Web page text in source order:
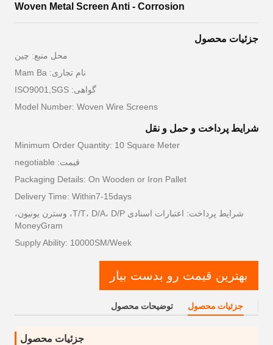
Woven Metal Screen Anti - Corrosion
جزئیات محصول
محل منبع: چين
نام تجاری: Mam Ba
گواهی: ISO9001,SGS
Model Number: Woven Wire Screens
شرایط پرداخت و حمل و نقل
Minimum Order Quantity: 10 Square Meter
قیمت: negotiable
Packaging Details: On Wooden or Iron Pallet
Delivery Time: Within7-15days
شرایط پرداخت: اعتبارات اسنادی T/T، D/A، D/P، وسترن یونیون،
MoneyGram
Supply Ability: 10000SM/Week
بهترین قیمت رو بدست بیار
جزئیات محصول توضیحات محصول
جزئیات محصول